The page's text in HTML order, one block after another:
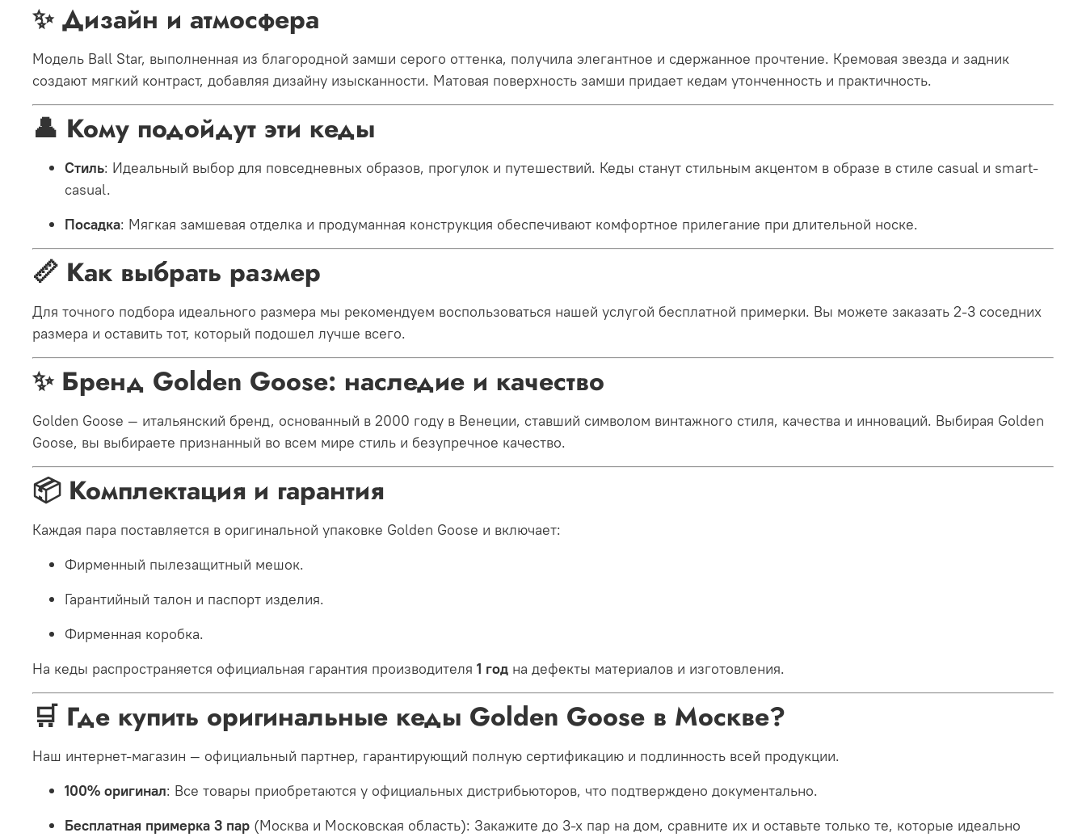
✨ Дизайн и атмосфера
Модель Ball Star, выполненная из благородной замши серого оттенка, получила элегантное и сдержанное прочтение. Кремовая звезда и задник
создают мягкий контраст, добавляя дизайну изысканности. Матовая поверхность замши придает кедам утонченность и практичность.
👤 Кому подойдут эти кеды
Стиль: Идеальный выбор для повседневных образов, прогулок и путешествий. Кеды станут стильным акцентом в образе в стиле casual и smart-
casual.
Посадка: Мягкая замшевая отделка и продуманная конструкция обеспечивают комфортное прилегание при длительной носке.
📏 Как выбрать размер
Для точного подбора идеального размера мы рекомендуем воспользоваться нашей услугой бесплатной примерки. Вы можете заказать 2-3 соседних
размера и оставить тот, который подошел лучше всего.
✨ Бренд Golden Goose: наследие и качество
Golden Goose — итальянский бренд, основанный в 2000 году в Венеции, ставший символом винтажного стиля, качества и инноваций. Выбирая Golden
Goose, вы выбираете признанный во всем мире стиль и безупречное качество.
📦 Комплектация и гарантия
Каждая пара поставляется в оригинальной упаковке Golden Goose и включает:
Фирменный пылезащитный мешок.
Гарантийный талон и паспорт изделия.
Фирменная коробка.
На кеды распространяется официальная гарантия производителя 1 год на дефекты материалов и изготовления.
🛒 Где купить оригинальные кеды Golden Goose в Москве?
Наш интернет-магазин — официальный партнер, гарантирующий полную сертификацию и подлинность всей продукции.
100% оригинал: Все товары приобретаются у официальных дистрибьюторов, что подтверждено документально.
Бесплатная примерка 3 пар (Москва и Московская область): Закажите до 3-х пар на дом, сравните их и оставьте только те, которые идеально